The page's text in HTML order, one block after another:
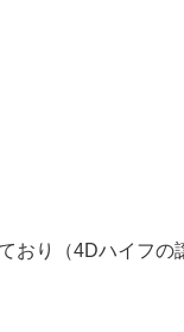
おり（4Dハイフの